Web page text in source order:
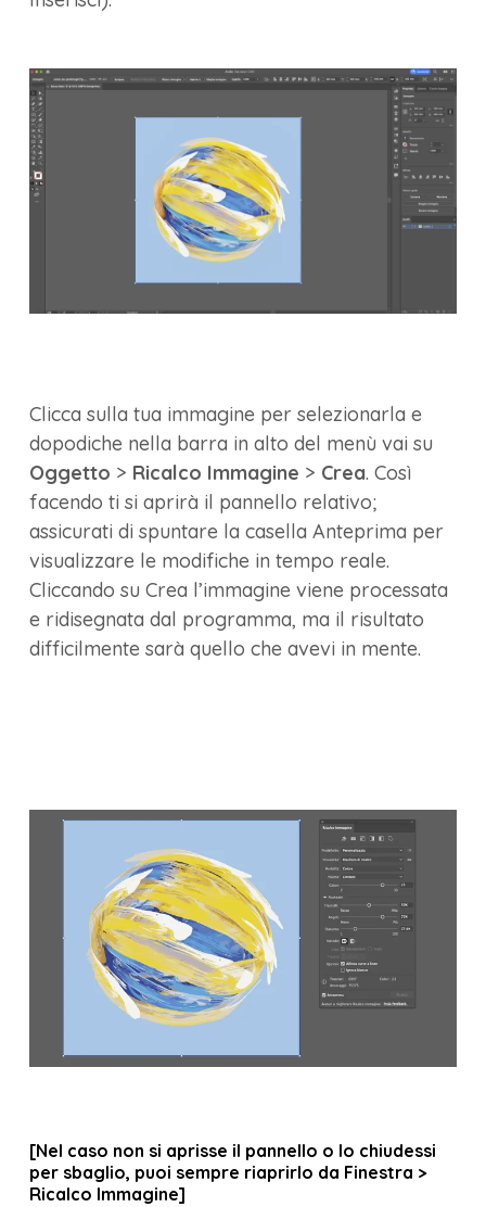
Clicca sulla tua immagine per selezionarla e
dopodiche nella barra in alto del menù vai su
Oggetto > Ricalco Immagine > Crea. Così
facendo ti si aprirà il pannello relativo;
assicurati di spuntare la casella Anteprima per
visualizzare le modifiche in tempo reale.
Cliccando su Crea l’immagine viene processata
e ridisegnata dal programma, ma il risultato
difficilmente sarà quello che avevi in mente.
[Nel caso non si aprisse il pannello o lo chiudessi
per sbaglio, puoi sempre riaprirlo da Finestra >
Ricalco Immagine]